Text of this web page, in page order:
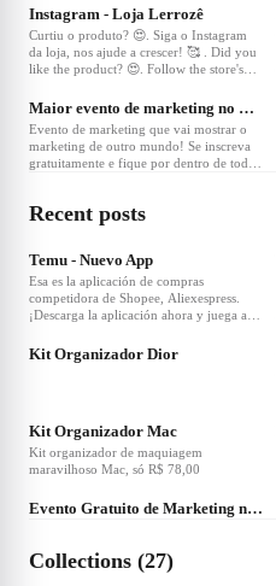
Não perca essa oportunidade! 😉
Instagram - Loja Lerrozê
Curtiu o produto? 😍. Siga o Instagram
da loja, nos ajude a crescer! 🥰 . Did you
like the product? 😍. Follow the store's
producto? 😍. ¡Sigue el Instagram de la
❤31
Maior evento de marketing no Metaverso
Evento de marketing que vai mostrar o
marketing de outro mundo! Se inscreva
gratuitamente e fique por dentro de todas
Recent posts
❤1
Temu - Nuevo App
Esa es la aplicación de compras
competidora de Shopee, Aliexespress.
¡Descarga la aplicación ahora y juega a
❤7
Kit Organizador Dior
Kit Organizador Mac
Kit organizador de maquiagem
maravilhoso Mac, só R$ 78,00
❤21
Evento Gratuito de Marketing no Metaverso
Collections (27)